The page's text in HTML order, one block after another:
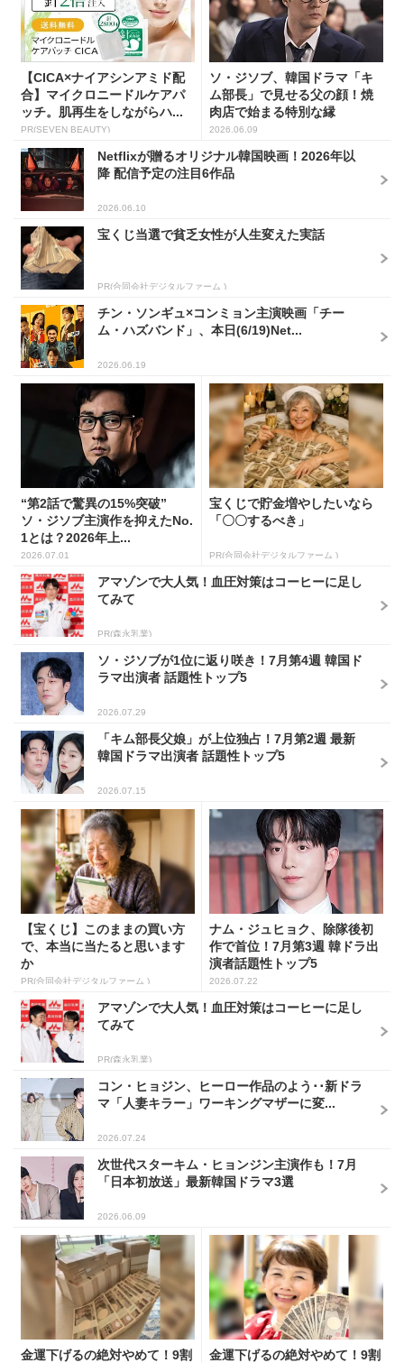
【CICA×ナイアシンアミド配
合】マイクロニードルケアパ
ッチ。肌再生をしながらハ...
PR(SEVEN BEAUTY)
ソ・ジソブ、韓国ドラマ「キ
ム部長」で見せる父の顔！焼
肉店で始まる特別な縁
2026.06.09
Netflixが贈るオリジナル韓国映画！2026年以
降 配信予定の注目6作品
2026.06.10
宝くじ当選で貧乏女性が人生変えた実話
PR(合同会社デジタルファーム )
チン・ソンギュ×コンミョン主演映画「チー
ム・ハズバンド」、本日(6/19)Net...
2026.06.19
“第2話で驚異の15%突破”
ソ・ジソブ主演作を抑えたNo.
1とは？2026年上...
2026.07.01
宝くじで貯金増やしたいなら
「〇〇するべき」
PR(合同会社デジタルファーム )
アマゾンで大人気！血圧対策はコーヒーに足し
てみて
PR(森永乳業)
ソ・ジソブが1位に返り咲き！7月第4週 韓国ド
ラマ出演者 話題性トップ5
2026.07.29
「キム部長父娘」が上位独占！7月第2週 最新
韓国ドラマ出演者 話題性トップ5
2026.07.15
【宝くじ】このままの買い方
で、本当に当たると思います
か
PR(合同会社デジタルファーム )
ナム・ジュヒョク、除隊後初
作で首位！7月第3週 韓ドラ出
演者話題性トップ5
2026.07.22
アマゾンで大人気！血圧対策はコーヒーに足し
てみて
PR(森永乳業)
コン・ヒョジン、ヒーロー作品のよう･･新ドラ
マ「人妻キラー」ワーキングマザーに変...
2026.07.24
次世代スターキム・ヒョンジン主演作も！7月
「日本初放送」最新韓国ドラマ3選
2026.06.09
金運下げるの絶対やめて！9割 金運下げるの絶対やめて！9割